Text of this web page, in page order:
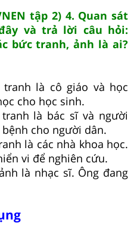
tập 2) 4. Quan sát
và trả lời câu hỏi:
bức tranh, ảnh là ai?
là cô giáo và học
cho học sinh.
là bác sĩ và người
cho người dân.
là các nhà khoa học.
vi để nghiên cứu.
là nhạc sĩ. Ông đang